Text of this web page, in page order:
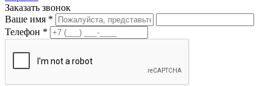
Заказать звонок
Ваше имя *
Телефон *